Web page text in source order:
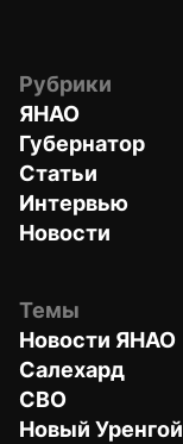
Рубрики
ЯНАО
Губернатор
Статьи
Интервью
Новости
Темы
Новости ЯНАО
Салехард
СВО
Новый Уренгой